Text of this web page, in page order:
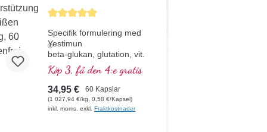
Genomsnittligt betyg på 5 av 5 stjärnor
Specifik formulering med
Yestimun
®
beta-glukan, glutation, vit.
D, selen och organiskt
bundet zink, vilket bidrar till
immunsystemets normala
funktion.
Köp 3, få den 4:e gratis
34,95 € 60 Kapslar
(1 027,94 €/kg, 0,58 €/Kapsel)
inkl. moms. exkl.Fraktkostnader